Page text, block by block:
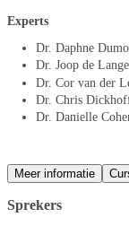
Experts
Dr. Daphne
Dr. Joop de
Dr. Cor van der
Dr. Chris
Dr. Danielle
Meer informatie
Sprekers